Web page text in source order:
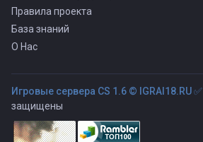
Правила проекта
База знаний
О Нас
Игровые сервера CS 1.6 © IGRAI18.RU ✅
защищены